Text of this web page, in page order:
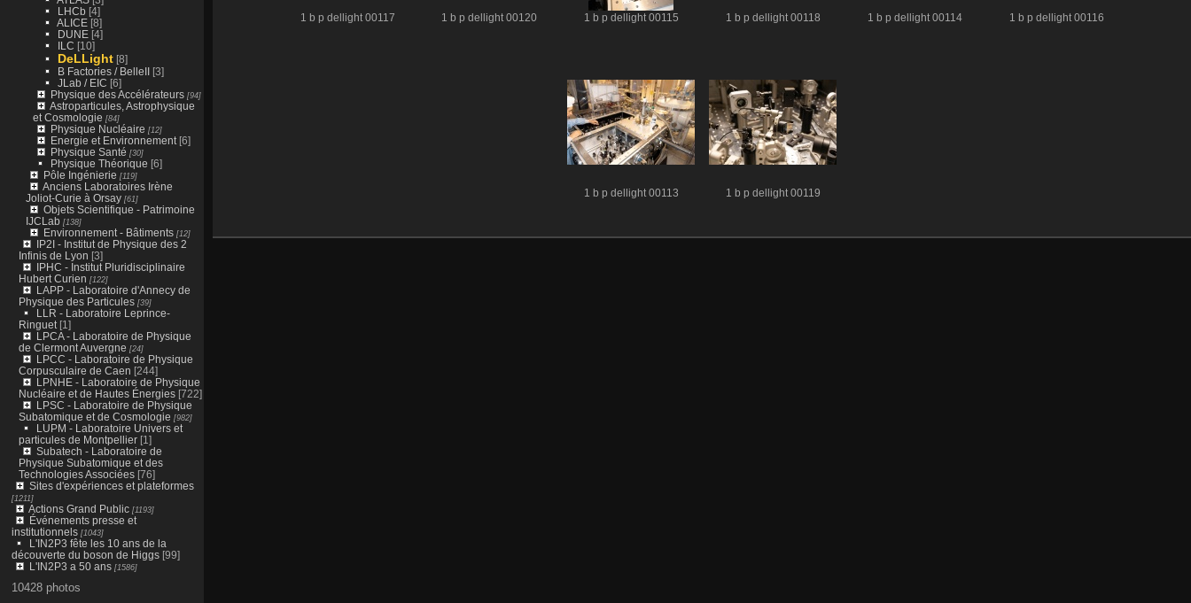
LHCb[4]
ALICE[8]
DUNE[4]
ILC [10]
DeLLight[8]
B Factories / BelleII[3]
JLab / EIC [6]
Physique des Accélérateurs[94]
Astroparticules, Astrophysique
et Cosmologie [84]
Physique Nucléaire [12]
Energie et Environnement[6]
Physique Santé [30]
Physique Théorique [6]
Pôle Ingénierie [119]
Anciens Laboratoires Irène
Joliot-Curie à Orsay[61]
Objets Scientifique - Patrimoine
IJCLab[138]
Environnement - Bâtiments[12]
IP2I - Institut de Physique des 2
Infinis de Lyon [3]
IPHC - Institut Pluridisciplinaire
Hubert Curien [122]
LAPP - Laboratoire d'Annecy de
Physique des Particules[39]
LLR - Laboratoire Leprince-
Ringuet[1]
LPCA - Laboratoire de Physique
de Clermont Auvergne [24]
LPCC - Laboratoire de Physique
Corpusculaire de Caen [244]
LPNHE - Laboratoire de Physique
Nucléaire et de Hautes Énergies[722]
LPSC - Laboratoire de Physique
Subatomique et de Cosmologie [982]
LUPM - Laboratoire Univers et
particules de Montpellier[1]
Subatech - Laboratoire de
Physique Subatomique et des
Technologies Associées[76]
Sites d'expériences et plateformes
[1211]
Actions Grand Public[1193]
Événements presse et
institutionnels[1043]
L'IN2P3 fête les 10 ans de la
découverte du boson de Higgs[99]
L'IN2P3 a 50 ans[1586]
10428 photos
1 b p dellight 00117 1 b p dellight 00120 1 b p dellight 00115 1 b p dellight 00118 1 b p dellight 00114 1 b p dellight 00116
1 b p dellight 00113 1 b p dellight 00119